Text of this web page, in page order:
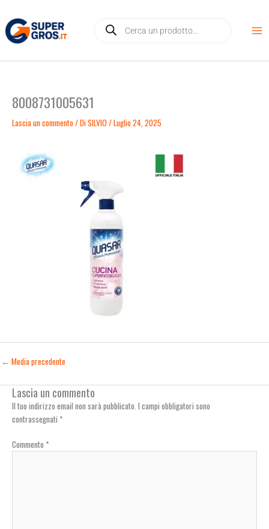
contenuto
search
8008731005631
Lascia un commento/ DiSILVIO/Luglio 24, 2025
← Media precedente
Lascia un commento
Il tuo indirizzo email non sarà pubblicato. I campi obbligatori sono
contrassegnati *
Commento *